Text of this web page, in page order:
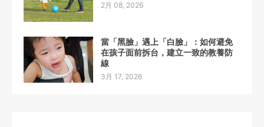
2月 08, 2026
當「黑臉」遇上「白臉」：如何避免
在孩子面前拆台，建立一致的教養防
線
3月 17, 2026